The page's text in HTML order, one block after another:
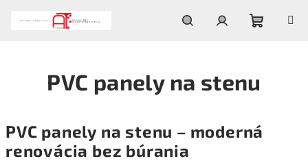
cart
PVC panely na stenu
PVC panely na stenu – moderná
renovácia bez búrania